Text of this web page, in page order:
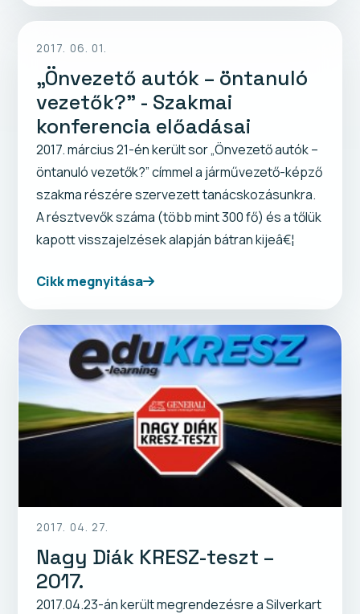
2017. 06. 01.
„Önvezető autók – öntanuló
vezetők?” - Szakmai
konferencia előadásai
2017. március 21-én került sor „Önvezető autók –
öntanuló vezetők?” címmel a járművezető-képző
szakma részére szervezett tanácskozásunkra.
A résztvevők száma (több mint 300 fő) és a tőlük
kapott visszajelzések alapján bátran kijeâ€¦
Cikk megnyitása
2017. 04. 27.
Nagy Diák KRESZ-teszt –
2017.
2017.04.23-án került megrendezésre a Silverkart